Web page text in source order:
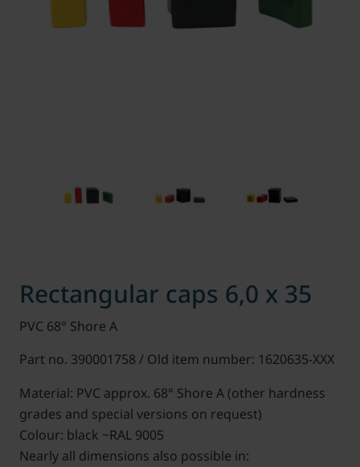
Rectangular caps 6,0 x 35
PVC 68° Shore A
Part no. 390001758 / Old item number: 1620635-XXX
Material: PVC approx. 68° Shore A (other hardness
grades and special versions on request)
Colour: black ~RAL 9005
Nearly all dimensions also possible in: